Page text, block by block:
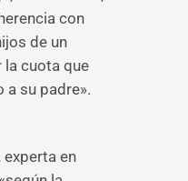
con
de un
la cuota que
a su padre».
en